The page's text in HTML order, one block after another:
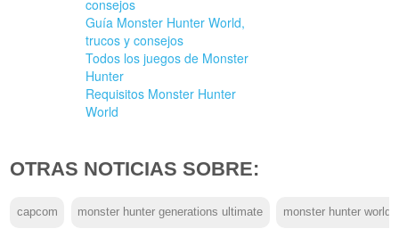
consejos
Guía Monster Hunter World,
trucos y consejos
Todos los juegos de Monster
Hunter
Requisitos Monster Hunter
World
OTRAS NOTICIAS SOBRE:
capcom monster hunter generations ultimate monster hunter world